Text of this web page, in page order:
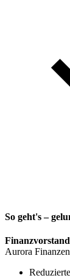
So geht's –
Aurora